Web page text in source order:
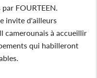
FOURTEEN.
invite d'ailleurs
camerounais à accueillir
qui habilleront